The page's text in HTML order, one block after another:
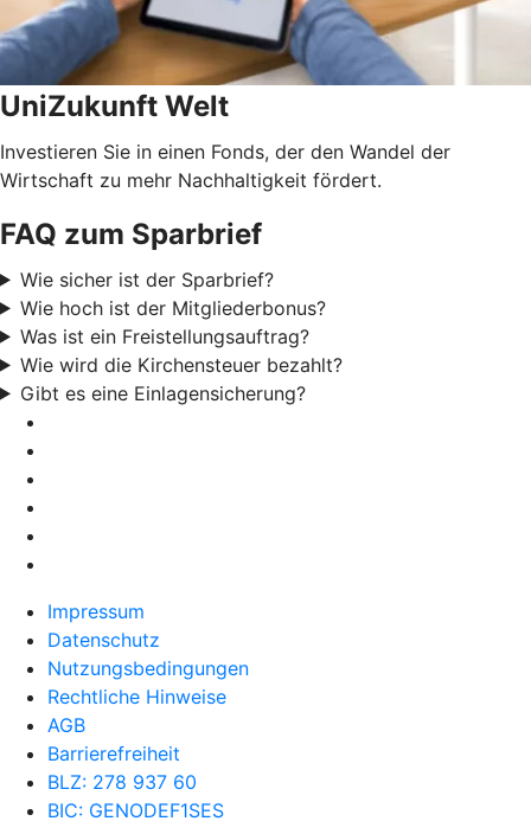
UniZukunft Welt
Investieren Sie in einen Fonds, der den Wandel der
Wirtschaft zu mehr Nachhaltigkeit fördert.
FAQ zum Sparbrief
Wie sicher ist der Sparbrief?
Wie hoch ist der Mitgliederbonus?
Was ist ein Freistellungsauftrag?
Wie wird die Kirchensteuer bezahlt?
Gibt es eine Einlagensicherung?
Impressum
Datenschutz
Nutzungsbedingungen
Rechtliche Hinweise
AGB
Barrierefreiheit
BLZ: 278 937 60
BIC: GENODEF1SES